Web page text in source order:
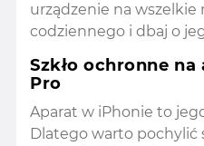
urządzenie na wszelkie
codziennego i dbaj o
Szkło ochronne na
Pro
Aparat w iPhonie to
Dlatego warto pochylić